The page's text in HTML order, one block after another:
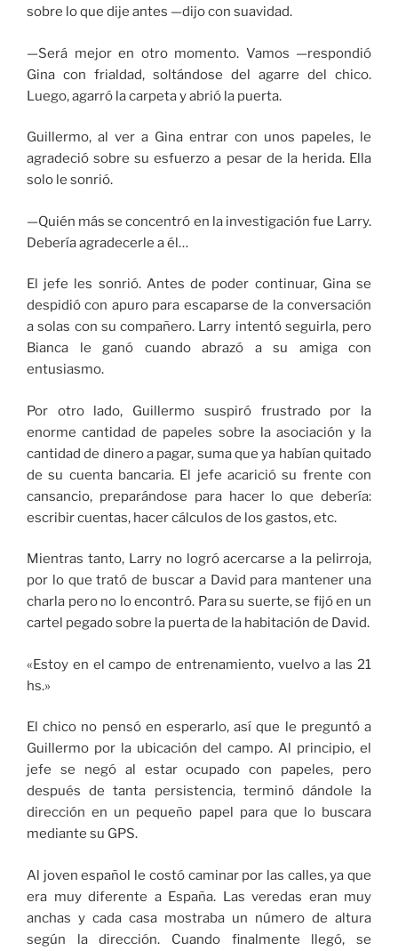
sobre lo que dije antes —dijo con suavidad.
—Será mejor en otro momento. Vamos —respondió
Gina con frialdad, soltándose del agarre del chico.
Luego, agarró la carpeta y abrió la puerta.
Guillermo, al ver a Gina entrar con unos papeles, le
agradeció sobre su esfuerzo a pesar de la herida. Ella
solo le sonrió.
—Quién más se concentró en la investigación fue Larry.
Debería agradecerle a él…
El jefe les sonrió. Antes de poder continuar, Gina se
despidió con apuro para escaparse de la conversación
a solas con su compañero. Larry intentó seguirla, pero
Bianca le ganó cuando abrazó a su amiga con
entusiasmo.
Por otro lado, Guillermo suspiró frustrado por la
enorme cantidad de papeles sobre la asociación y la
cantidad de dinero a pagar, suma que ya habían quitado
de su cuenta bancaria. El jefe acarició su frente con
cansancio, preparándose para hacer lo que debería:
escribir cuentas, hacer cálculos de los gastos, etc.
Mientras tanto, Larry no logró acercarse a la pelirroja,
por lo que trató de buscar a David para mantener una
charla pero no lo encontró. Para su suerte, se fijó en un
cartel pegado sobre la puerta de la habitación de David.
«Estoy en el campo de entrenamiento, vuelvo a las 21
hs.»
El chico no pensó en esperarlo, así que le preguntó a
Guillermo por la ubicación del campo. Al principio, el
jefe se negó al estar ocupado con papeles, pero
después de tanta persistencia, terminó dándole la
dirección en un pequeño papel para que lo buscara
mediante su GPS.
Al joven español le costó caminar por las calles, ya que
era muy diferente a España. Las veredas eran muy
anchas y cada casa mostraba un número de altura
según la dirección. Cuando finalmente llegó, se